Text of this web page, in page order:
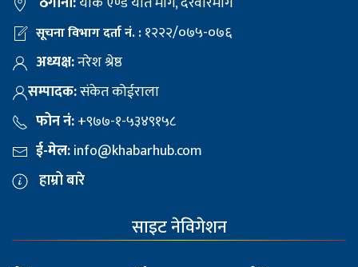
सूचना विभाग दर्ता नं. :१२२२/०७५-०७६
अध्यक्ष:नरेश श्रेष्ठ
सम्पादक:संकेत कोईराला
फोन नं:+९७७-१-५३४९१५८
ई-मेल:info@khabarhub.com
हाम्रो बारे
साइट नेविगेशन